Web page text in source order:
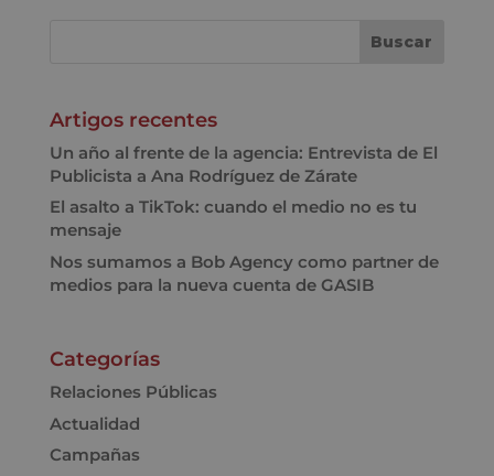
Artigos recentes
Un año al frente de la agencia: Entrevista de El
Publicista a Ana Rodríguez de Zárate
El asalto a TikTok: cuando el medio no es tu
mensaje
Nos sumamos a Bob Agency como partner de
medios para la nueva cuenta de GASIB
Categorías
Relaciones Públicas
Actualidad
Campañas